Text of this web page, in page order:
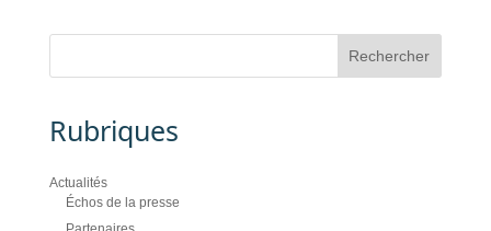
Rubriques
Actualités
Échos de la presse